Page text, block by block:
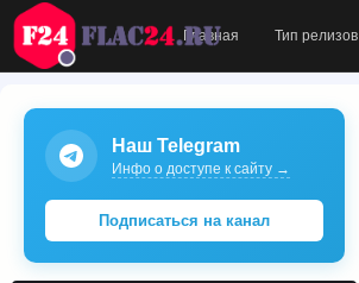
Главная Тип релизов
Наш Telegram
Инфо о доступе к сайту →
Подписаться на канал